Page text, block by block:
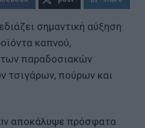
σημαντική αύξηση
καπνού,
παραδοσιακών
τσιγάρων, πούρων και
αποκάλυψε πρόσφατα